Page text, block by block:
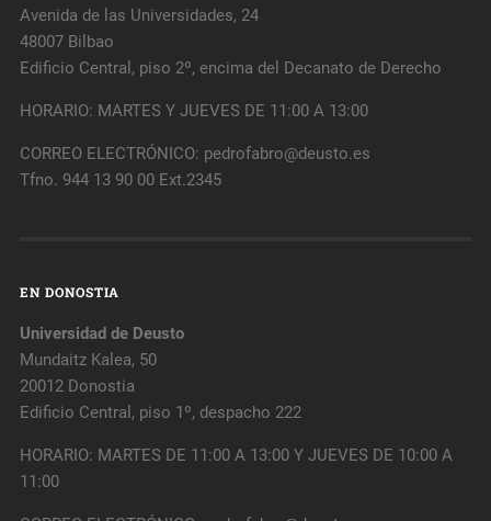
Avenida de las Universidades, 24
48007 Bilbao
Edificio Central, piso 2º, encima del Decanato de Derecho
HORARIO: MARTES Y JUEVES DE 11:00 A 13:00
CORREO ELECTRÓNICO: pedrofabro@deusto.es
Tfno. 944 13 90 00 Ext.2345
EN DONOSTIA
Universidad de Deusto
Mundaitz Kalea, 50
20012 Donostia
Edificio Central, piso 1º, despacho 222
HORARIO: MARTES DE 11:00 A 13:00 Y JUEVES DE 10:00 A
11:00